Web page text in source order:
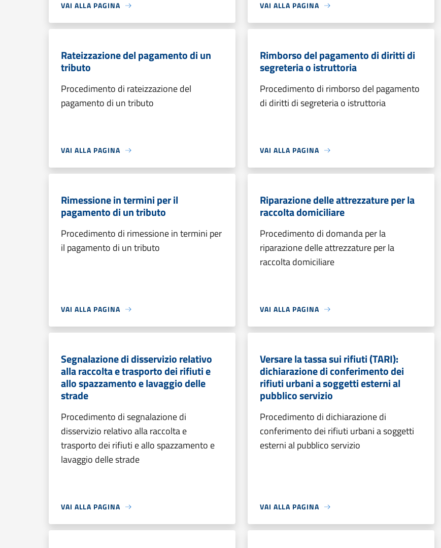
VAI ALLA PAGINA VAI ALLA PAGINA
Rateizzazione del pagamento di un
tributo
Procedimento di rateizzazione del
pagamento di un tributo
VAI ALLA PAGINA
Rimborso del pagamento di diritti di
segreteria o istruttoria
Procedimento di rimborso del pagamento
di diritti di segreteria o istruttoria
VAI ALLA PAGINA
Rimessione in termini per il
pagamento di un tributo
Procedimento di rimessione in termini per
il pagamento di un tributo
VAI ALLA PAGINA
Riparazione delle attrezzature per la
raccolta domiciliare
Procedimento di domanda per la
riparazione delle attrezzature per la
raccolta domiciliare
VAI ALLA PAGINA
Segnalazione di disservizio relativo
alla raccolta e trasporto dei rifiuti e
allo spazzamento e lavaggio delle
strade
Procedimento di segnalazione di
disservizio relativo alla raccolta e
trasporto dei rifiuti e allo spazzamento e
lavaggio delle strade
VAI ALLA PAGINA
Versare la tassa sui rifiuti (TARI):
dichiarazione di conferimento dei
rifiuti urbani a soggetti esterni al
pubblico servizio
Procedimento di dichiarazione di
conferimento dei rifiuti urbani a soggetti
esterni al pubblico servizio
VAI ALLA PAGINA